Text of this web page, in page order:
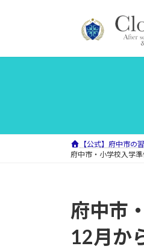
プ
動
【公式】府中市
府中市・小学校入学
府中市
12月か